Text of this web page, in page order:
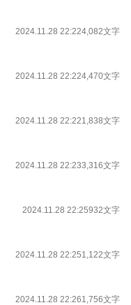
2024.11.28 22:224,082文字
2024.11.28 22:224,470文字
2024.11.28 22:221,838文字
2024.11.28 22:233,316文字
2024.11.28 22:25932文字
2024.11.28 22:251,122文字
2024.11.28 22:261,756文字